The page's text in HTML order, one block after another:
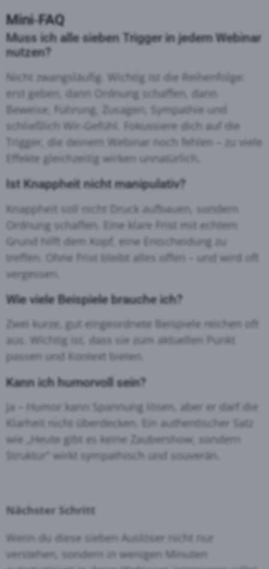
Mini‑FAQ
Muss ich alle sieben Trigger in jedem Webinar
nutzen?
Nicht zwangsläufig. Wichtig ist die Reihenfolge:
erst geben, dann Ordnung schaffen, dann
Beweise, Führung, Zusagen, Sympathie und
schließlich Wir‑Gefühl. Fokussiere dich auf die
Trigger, die deinem Webinar noch fehlen – zu viele
Effekte gleichzeitig wirken unnatürlich.
Ist Knappheit nicht manipulativ?
Knappheit soll nicht Druck aufbauen, sondern
Ordnung schaffen. Eine klare Frist mit echtem
Grund hilft dem Kopf, eine Entscheidung zu
treffen. Ohne Frist bleibt alles offen – und wird oft
vergessen.
Wie viele Beispiele brauche ich?
Zwei kurze, gut eingeordnete Beispiele reichen oft
aus. Wichtig ist, dass sie zum aktuellen Punkt
passen und Kontext bieten.
Kann ich humorvoll sein?
Ja – Humor kann Spannung lösen, aber er darf die
Klarheit nicht überdecken. Ein authentischer Satz
wie „Heute gibt es keine Zaubershow, sondern
Struktur“ wirkt sympathisch und souverän.
Nächster Schritt
Wenn du diese sieben Auslöser nicht nur
verstehen, sondern in wenigen Minuten